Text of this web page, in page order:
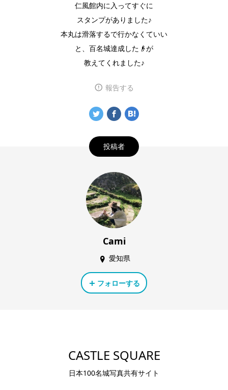
仁風館内に入ってすぐに
スタンプがありました♪
本丸は滑落するで行かなくていい
と、百名城達成した👴が
教えてくれました♪
報告する
投稿者
Cami
愛知県
フォローする
CASTLE SQUARE
日本100名城写真共有サイト